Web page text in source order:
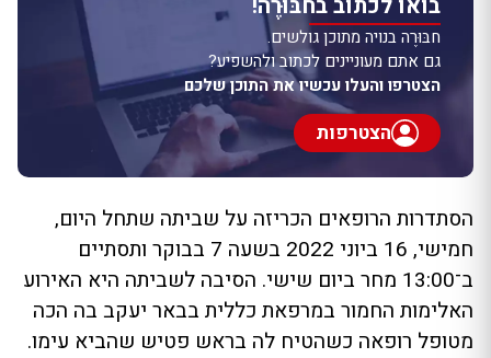
בואו לכתוב בחבּוּרֶה!
חבּוּרֶה בנויה מתוכן גולשים.
גם אתם מעוניינים לכתוב ולהשפיע?
הצטרפו והעלו עכשיו את התוכן שלכם
הצטרפות
הסתדרות הרופאים הכריזה על שביתה שתחל היום,
חמישי, 16 ביוני 2022 בשעה 7 בבוקר ותסתיים
ב־13:00 מחר ביום שישי. הסיבה לשביתה היא האירוע
האלימות החמור במרפאת כללית בבאר יעקב בה הכה
מטופל רופאה כשהטיח לה בראש פטיש שהביא עימו.